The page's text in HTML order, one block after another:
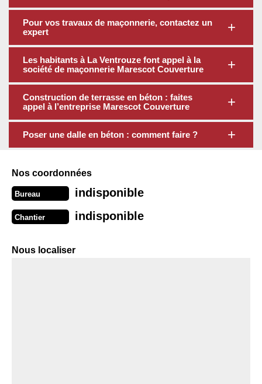
Pour vos travaux de maçonnerie, contactez un
expert
Les habitants à La Ventrouze font appel à la
société de maçonnerie Marescot Couverture
Construction de terrasse en béton : faites
appel à l’entreprise Marescot Couverture
Poser une dalle en béton : comment faire ?
Nos coordonnées
Bureau indisponible
Chantier indisponible
Nous localiser